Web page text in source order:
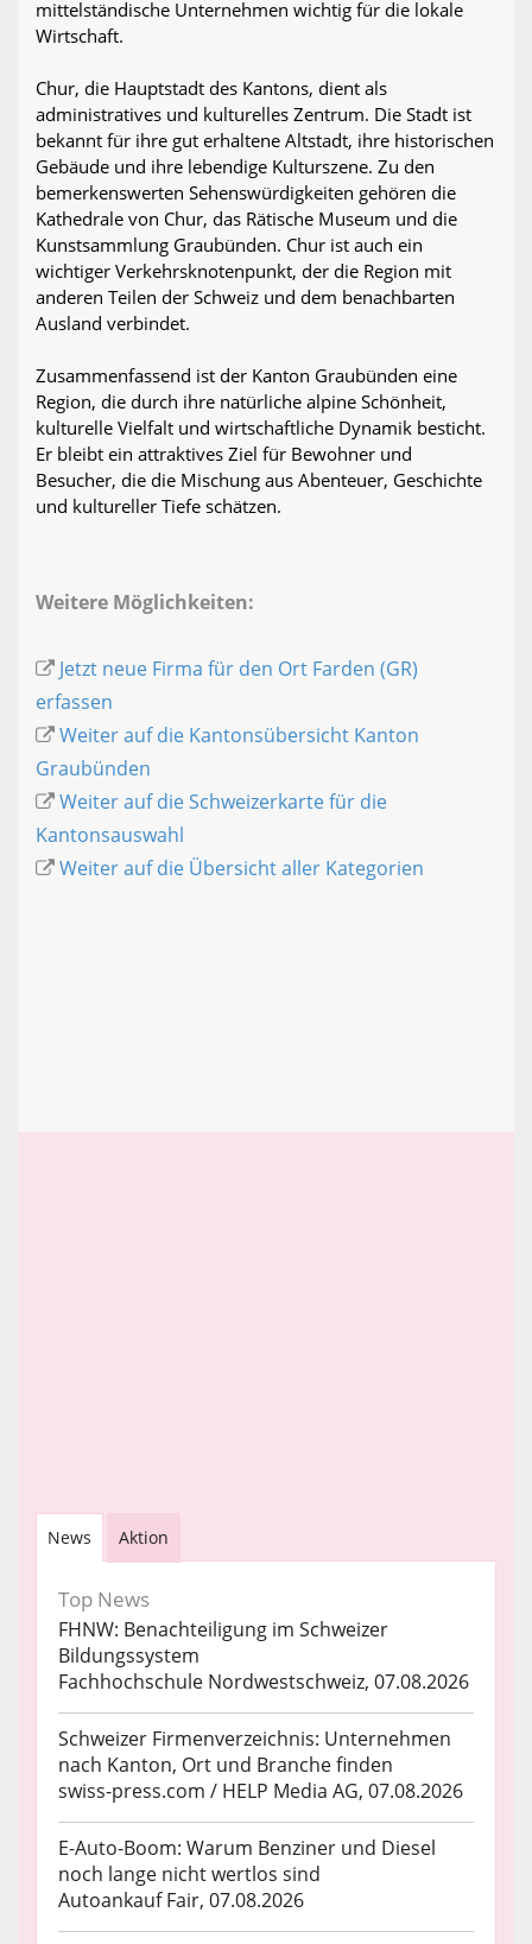
mittelständische Unternehmen wichtig für die lokale
Wirtschaft.
Chur, die Hauptstadt des Kantons, dient als
administratives und kulturelles Zentrum. Die Stadt ist
bekannt für ihre gut erhaltene Altstadt, ihre historischen
Gebäude und ihre lebendige Kulturszene. Zu den
bemerkenswerten Sehenswürdigkeiten gehören die
Kathedrale von Chur, das Rätische Museum und die
Kunstsammlung Graubünden. Chur ist auch ein
wichtiger Verkehrsknotenpunkt, der die Region mit
anderen Teilen der Schweiz und dem benachbarten
Ausland verbindet.
Zusammenfassend ist der Kanton Graubünden eine
Region, die durch ihre natürliche alpine Schönheit,
kulturelle Vielfalt und wirtschaftliche Dynamik besticht.
Er bleibt ein attraktives Ziel für Bewohner und
Besucher, die die Mischung aus Abenteuer, Geschichte
und kultureller Tiefe schätzen.
Weitere Möglichkeiten:
Jetzt neue Firma für den Ort Farden (GR)
erfassen
Weiter auf die Kantonsübersicht Kanton
Graubünden
Weiter auf die Schweizerkarte für die
Kantonsauswahl
Weiter auf die Übersicht aller Kategorien
News Aktion
Top News
FHNW: Benachteiligung im Schweizer
Bildungssystem
Fachhochschule Nordwestschweiz, 07.08.2026
Schweizer Firmenverzeichnis: Unternehmen
nach Kanton, Ort und Branche finden
swiss-press.com / HELP Media AG, 07.08.2026
E-Auto-Boom: Warum Benziner und Diesel
noch lange nicht wertlos sind
Autoankauf Fair, 07.08.2026